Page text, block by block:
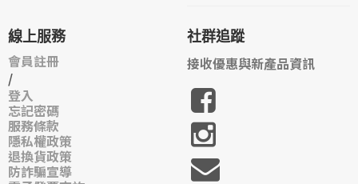
線上服務
會員註冊
/
登入
忘記密碼
服務條款
隱私權政策
退換貨政策
防詐騙宣導
社群追蹤
接收優惠與新產品資訊